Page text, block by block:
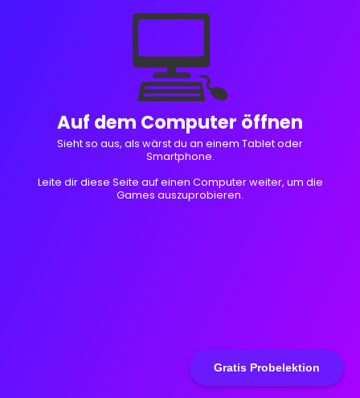
Gratis Probelektion
💻
Auf dem Computer öffnen
Sieht so aus, als wärst du an einem Tablet oder
Smartphone.
Leite dir diese Seite auf einen Computer weiter, um die
Games auszuprobieren.